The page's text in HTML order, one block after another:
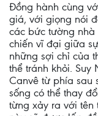
Đồng hành cùng
giá, với giọng nói
các bức tường nhà
chiến vĩ đại giữa
những sợi chỉ của
thể tránh khỏi.
Canvê từ phía sau
sống có thể thay
từng xảy ra với tên